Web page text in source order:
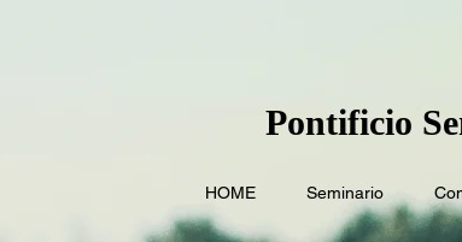
Pontificio
HOME Seminario